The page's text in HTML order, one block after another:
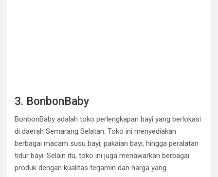
3. BonbonBaby
BonbonBaby adalah toko perlengkapan bayi yang berlokasi
di daerah Semarang Selatan. Toko ini menyediakan
berbagai macam susu bayi, pakaian bayi, hingga peralatan
tidur bayi. Selain itu, toko ini juga menawarkan berbagai
produk dengan kualitas terjamin dan harga yang